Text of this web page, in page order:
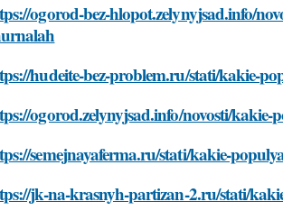
ogorod-bez-hlopot.zelynyjsad.info/
hudeite-bez-problem.ru/stati/kakie-
ogorod.zelynyjsad.info/novosti/
semejnayaferma.ru/stati/kakie-
jk-na-krasnyh-partizan-2.ru/stati/